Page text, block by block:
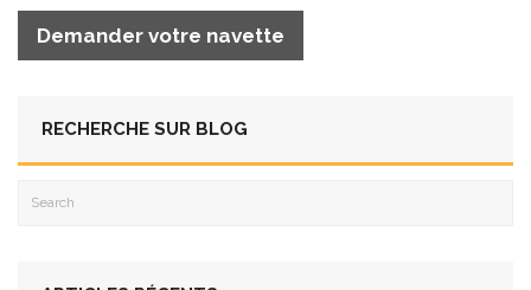
Demander votre navette
RECHERCHE SUR BLOG